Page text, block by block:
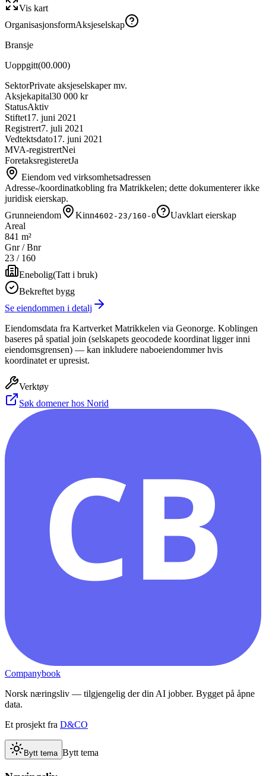
Vis kart
OrganisasjonsformAksjeselskap
Bransje
Uoppgitt(00.000)
SektorPrivate aksjeselskaper mv.
Aksjekapital30 000 kr
StatusAktiv
Stiftet17. juni 2021
Registrert7. juli 2021
Vedtektsdato17. juni 2021
MVA-registrertNei
ForetaksregisteretJa
Eiendom ved virksomhetsadressen
Adresse-/koordinatkobling fra Matrikkelen; dette dokumenterer ikke
juridisk eierskap.
Grunneiendom
Kinn4602-23/160-0
Uavklart eierskap
Areal
841 m²
Gnr / Bnr
23 / 160
Enebolig(Tatt i bruk)
Bekreftet bygg
Se eiendommen i detalj
Eiendomsdata fra Kartverket Matrikkelen via Geonorge. Koblingen
baseres på spatial join (selskapets geocodede koordinat ligger inni
eiendomsgrensen) — kan inkludere naboeiendommer hvis
koordinatet er upresist.
Verktøy
Søk domener hos Norid
CB
Companybook
Norsk næringsliv — tilgjengelig der din AI jobber. Bygget på åpne
data.
Et prosjekt fra D&CO
Bytt tema Bytt tema